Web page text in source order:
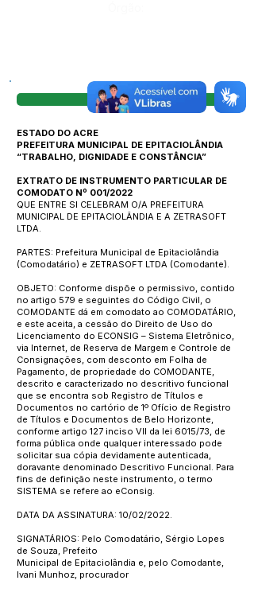
Visualizar
ESTADO DO ACRE
PREFEITURA MUNICIPAL DE EPITACIOLÂNDIA
“TRABALHO, DIGNIDADE E CONSTÂNCIA”
EXTRATO DE INSTRUMENTO PARTICULAR DE
COMODATO Nº 001/2022
QUE ENTRE SI CELEBRAM O/A PREFEITURA
MUNICIPAL DE EPITACIOLÂNDIA E A ZETRASOFT
LTDA.
PARTES: Prefeitura Municipal de Epitaciolândia
(Comodatário) e ZETRASOFT LTDA (Comodante).
OBJETO: Conforme dispõe o permissivo, contido
no artigo 579 e seguintes do Código Civil, o
COMODANTE dá em comodato ao COMODATÁRIO,
e este aceita, a cessão do Direito de Uso do
Licenciamento do ECONSIG – Sistema Eletrônico,
via Internet, de Reserva de Margem e Controle de
Consignações, com desconto em Folha de
Pagamento, de propriedade do COMODANTE,
descrito e caracterizado no descritivo funcional
que se encontra sob Registro de Títulos e
Documentos no cartório de 1º Ofício de Registro
de Títulos e Documentos de Belo Horizonte,
conforme artigo 127 inciso VII da lei 6015/73, de
forma pública onde qualquer interessado pode
solicitar sua cópia devidamente autenticada,
doravante denominado Descritivo Funcional. Para
fins de definição neste instrumento, o termo
SISTEMA se refere ao eConsig.
DATA DA ASSINATURA: 10/02/2022.
SIGNATÁRIOS: Pelo Comodatário, Sérgio Lopes
de Souza, Prefeito
Municipal de Epitaciolândia e, pelo Comodante,
Ivani Munhoz, procurador